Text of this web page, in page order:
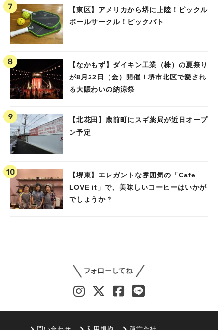
【東区】アメリカから堺に上陸！ピックル
ボールサークル！ピックバト
【なかもず】ダイキン工業（株）の夏祭り
が8月22日（金）開催！堺市北区で愛され
る大賑わいの納涼祭
【北花田】蔵前町にスギ薬局が近日オープ
ン予定
【堺東】エレガントな雰囲気の「Cafe
LOVE it」で、美味しいコーヒーはいかが
でしょうか？